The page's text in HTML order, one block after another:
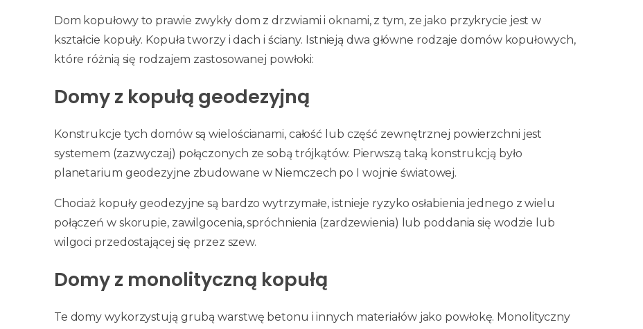
Dom kopułowy to prawie zwykły dom z drzwiami i oknami, z tym, ze jako przykrycie jest w
kształcie kopuły. Kopuła tworzy i dach i ściany. Istnieją dwa główne rodzaje domów kopułowych,
które różnią się rodzajem zastosowanej powłoki:
Domy z kopułą geodezyjną
Konstrukcje tych domów są wielościanami, ​​całość lub część zewnętrznej powierzchni jest
systemem (zazwyczaj) połączonych ze sobą trójkątów. Pierwszą taką konstrukcją było
planetarium geodezyjne zbudowane w Niemczech po I wojnie światowej.
Chociaż kopuły geodezyjne są bardzo wytrzymałe, istnieje ryzyko osłabienia jednego z wielu
połączeń w skorupie, zawilgocenia, spróchnienia (zardzewienia) lub poddania się wodzie lub
wilgoci przedostającej się przez szew.
Domy z monolityczną kopułą
Te domy wykorzystują grubą warstwę betonu i innych materiałów jako powłokę. Monolityczny